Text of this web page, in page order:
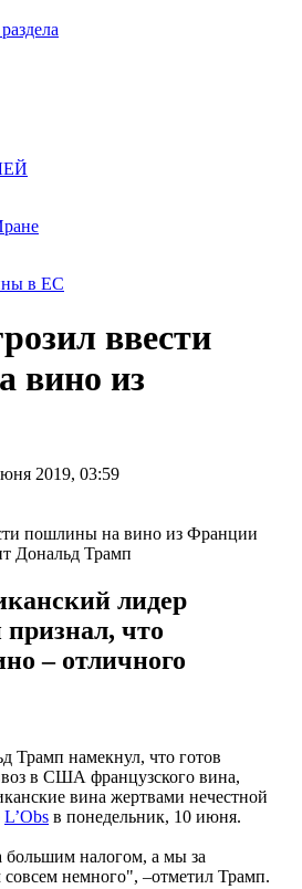
в ЕС
ввести
вино из
2019, 03:59
Дональд Трамп
лидер
что
– отличного
намекнул, что готов
в США французского вина,
вина жертвами нечестной
L’Obs в понедельник, 10 июня.
большим налогом, а мы за
совсем немного", –отметил Трамп.